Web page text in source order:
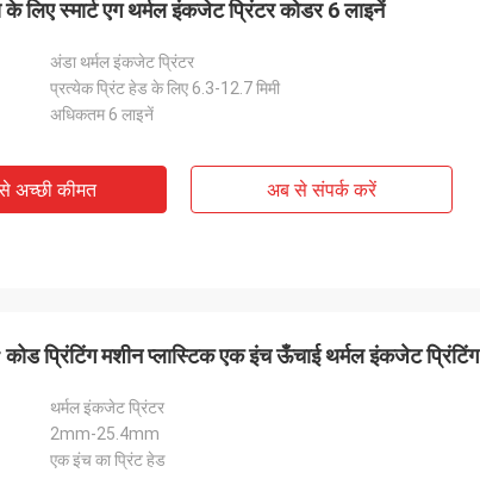
लिए स्मार्ट एग थर्मल इंकजेट प्रिंटर कोडर 6 लाइनें
अंडा थर्मल इंकजेट प्रिंटर
प्रत्येक प्रिंट हेड के लिए 6.3-12.7 मिमी
अधिकतम 6 लाइनें
अच्छी कीमत अब से संपर्क करें
प्रिंटिंग मशीन प्लास्टिक एक इंच ऊँचाई थर्मल इंकजेट प्रिंटिंग
थर्मल इंकजेट प्रिंटर
2mm-25.4mm
एक इंच का प्रिंट हेड